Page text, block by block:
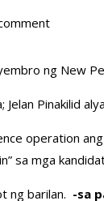
ng New
Jelan Pinakilid
operation
sa mga
ng barilan. -sa